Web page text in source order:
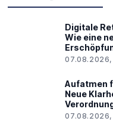
Digitale
Wie eine
Brustkrebs
07.08.2026,
Aufatmen
Neue
07.08.2026,